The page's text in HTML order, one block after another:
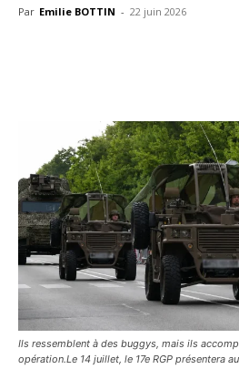
Par Emilie BOTTIN - 22 juin 2026
Ils ressemblent à des buggys, mais ils
opération.Le 14 juillet, le 17e RGP présentera